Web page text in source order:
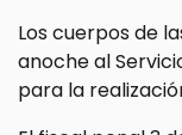
Los cuerpos de
anoche al
para la